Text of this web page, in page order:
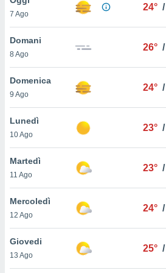
è
al sito
di
ci
di
il
un
la
nella
7 Ago
24° /
Domani
8 Ago
26° /
Domenica
9 Ago
24° /
Lunedì
10 Ago
23° /
Martedì
11 Ago
23° /
Mercoledì
12 Ago
24° /
Giovedi
13 Ago
25° /